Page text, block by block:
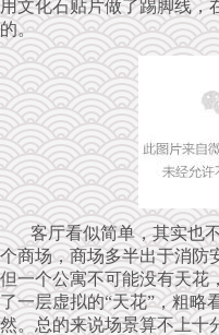
用文化石贴片做了踢脚线，
的。
客厅看似简单，其实也不
个商场，商场多半出于消防
但一个公寓不可能没有天花
了一层虚拟的“天花”，粗略
然。总的来说场景算不上十